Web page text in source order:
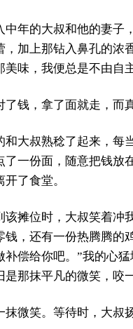
中年的大叔和他的妻
加上那钻入鼻孔的浓
味，我便总是不由自
了钱，拿了面就走，而
和大叔熟稔了起来，
一份面，随意把钱
了食堂。
摊位时，大叔笑着冲
钱，还有一份热腾腾
补偿给你吧。”我的心
那抹平凡的微笑，
抹微笑。等待时，大叔